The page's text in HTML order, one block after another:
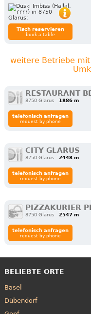
Tisch reservieren
book a table
weitere Betriebe
RESTAURANT
8750 Glarus 1886 m
telefonisch anfragen
request by phone
CITY GLARUS
8750 Glarus 2448 m
telefonisch anfragen
request by phone
PIZZAKURIER
8750 Glarus 2547 m
telefonisch anfragen
request by phone
BELIEBTE ORTE
Basel
Dübendorf